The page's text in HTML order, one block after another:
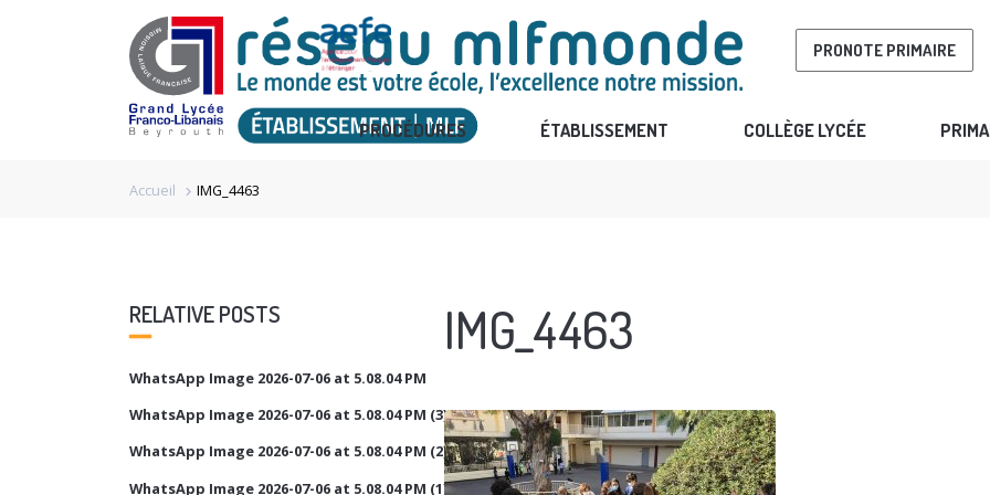
PRONOTE PRIMAIRE
PROCÉDURES ÉTABLISSEMENT COLLÈGE LYCÉE
Accueil chevron_right IMG_4463
RELATIVE POSTS
WhatsApp Image 2026-07-06 at 5.08.04 PM
WhatsApp Image 2026-07-06 at 5.08.04 PM (3)
WhatsApp Image 2026-07-06 at 5.08.04 PM (2)
WhatsApp Image 2026-07-06 at 5.08.04 PM (1)
IMG_4463